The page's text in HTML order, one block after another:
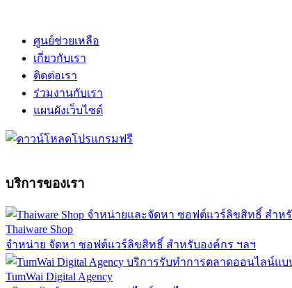
ศูนย์ช่วยเหลือ
เกี่ยวกับเรา
ติดต่อเรา
ร่วมงานกับเรา
แผนผังเว็บไซต์
บริการของเรา
Thaiware Shop
จำหน่าย จัดหา ซอฟต์แวร์ลิขสิทธิ์ สำหรับองค์กร ฯลฯ
TumWai Digital Agency